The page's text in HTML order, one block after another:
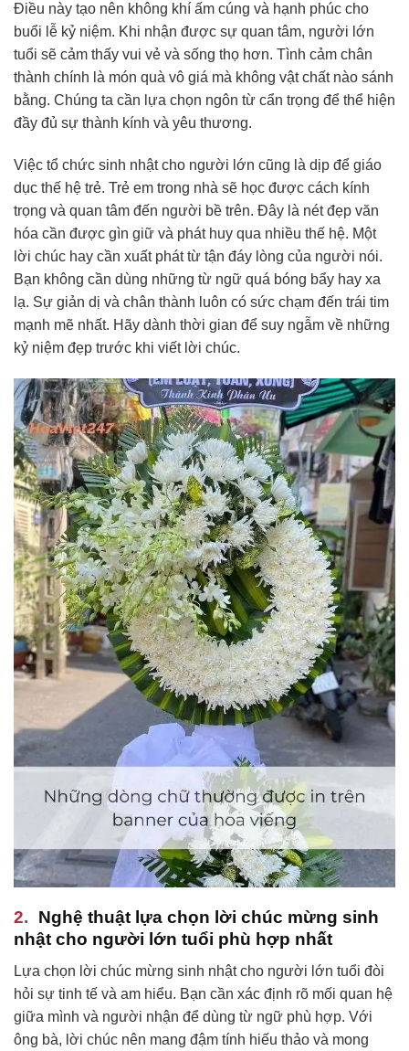
Điều này tạo nên không khí ấm cúng và hạnh phúc cho
buổi lễ kỷ niệm. Khi nhận được sự quan tâm, người lớn
tuổi sẽ cảm thấy vui vẻ và sống thọ hơn. Tình cảm chân
thành chính là món quà vô giá mà không vật chất nào sánh
bằng. Chúng ta cần lựa chọn ngôn từ cẩn trọng để thể hiện
đầy đủ sự thành kính và yêu thương.
Việc tổ chức sinh nhật cho người lớn cũng là dịp để giáo
dục thế hệ trẻ. Trẻ em trong nhà sẽ học được cách kính
trọng và quan tâm đến người bề trên. Đây là nét đẹp văn
hóa cần được gìn giữ và phát huy qua nhiều thế hệ. Một
lời chúc hay cần xuất phát từ tận đáy lòng của người nói.
Bạn không cần dùng những từ ngữ quá bóng bẩy hay xa
lạ. Sự giản dị và chân thành luôn có sức chạm đến trái tim
mạnh mẽ nhất. Hãy dành thời gian để suy ngẫm về những
kỷ niệm đẹp trước khi viết lời chúc.
Nghệ thuật lựa chọn lời chúc mừng sinh
nhật cho người lớn tuổi phù hợp nhất
Lựa chọn lời chúc mừng sinh nhật cho người lớn tuổi đòi
hỏi sự tinh tế và am hiểu. Bạn cần xác định rõ mối quan hệ
giữa mình và người nhận để dùng từ ngữ phù hợp. Với
ông bà, lời chúc nên mang đậm tính hiếu thảo và mong